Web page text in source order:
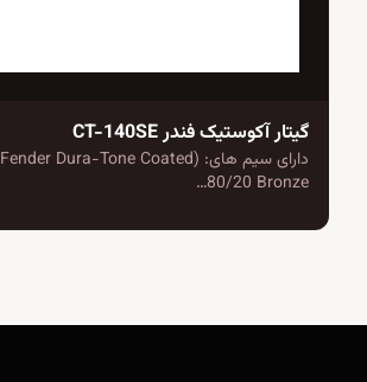
گیتار آکوستیک فندر CT-140SE
دارای سیم های: (Fender Dura-Tone Coated
80/20 Bronze…